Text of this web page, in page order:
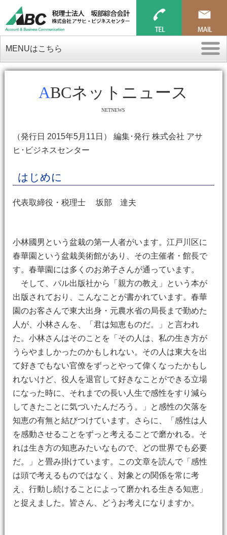
MENUはこちら
ABCネットニュース
NETNEWS
（発行日 2015年5月11日） 編集･発行 株式会社 アサ
ヒ･ビジネスセンター
はじめに
代表取締役・税理士 坂部 達夫
小林國男という盆栽の第一人者がいます。江戸川区に
春華園という盆栽美術館があり、その主催者・館長で
す。春華園には多くのお弟子さんが通っています。
そして、パル出版社から「親方の教え」という本が
出版されており、こんなことが書かれています。春華
園のお客さんで東大出身・元農水省の局長まで勤めた
人が、小林さんを、「君は知恵ものだ。」と言われ
た。小林さんはそのことを「その人は、私の生き方が
うらやましかったのかもしれない。その人は東大を出
て好きでもない官僚をずっとやって偉くなったかもし
れないけど、役人を退官して好きなことができる立場
になった時に、それまでの長い人生で感性をすり減ら
してきたことに気づいたんだろう。」と感性の欠落を
知恵の有無と結びつけています。さらに、「感性は人
を感動させることをずっと考えることで磨かれる。そ
れは生き方の知恵みたいなもので、どの世界でも必要
だ。」と畳み掛けています。この文章を読んで「感性
は頭で考えるものではなく、対象との関係を常に考
え、行動し続けることによって磨かれる生きる知恵」
と捉えました。皆さん、どうお考えになりますか。